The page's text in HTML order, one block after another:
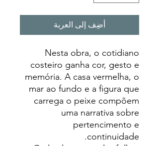
أضِف إلى العربة
Nesta obra, o cotidiano
costeiro ganha cor, gesto e
memória. A casa vermelha, o
mar ao fundo e a figura que
carrega o peixe compõem
uma narrativa sobre
pertencimento e
continuidade.